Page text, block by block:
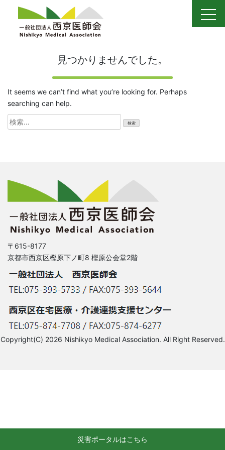
content
見つかりませんでした。
It seems we can’t find what you’re looking for. Perhaps
searching can help.
検
索:
〒615-8177
京都市西京区樫原下ノ町8 樫原公会堂2階
Copyright(C) 2026 Nishikyo Medical Association. All Right Reserved.
災害ポータルはこちら